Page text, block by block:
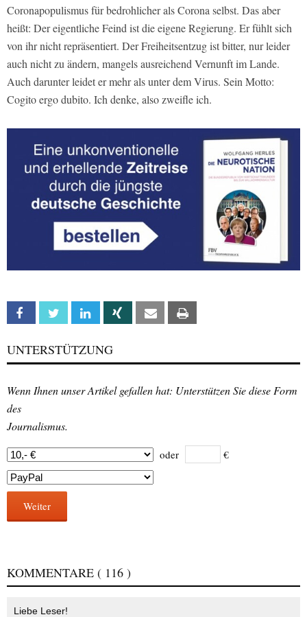
Coronapopulismus für bedrohlicher als Corona selbst. Das aber
heißt: Der eigentliche Feind ist die eigene Regierung. Er fühlt sich
von ihr nicht repräsentiert. Der Freiheitsentzug ist bitter, nur leider
auch nicht zu ändern, mangels ausreichend Vernunft im Lande.
Auch darunter leidet er mehr als unter dem Virus. Sein Motto:
Cogito ergo dubito. Ich denke, also zweifle ich.
Facebook Twitter Linkedin Xing Email
UNTERSTÜTZUNG
Wenn Ihnen unser Artikel gefallen hat: Unterstützen Sie diese Form
des
Journalismus.
oder €
Weiter
KOMMENTARE ( 116 )
Liebe Leser!